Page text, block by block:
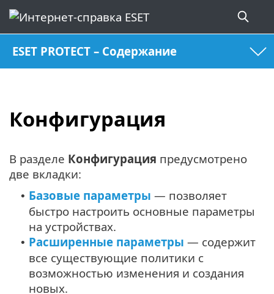
ESET PROTECT – Содержание
Конфигурация
В разделе Конфигурация предусмотрено
две вкладки:
• Базовые параметры — позволяет
быстро настроить основные параметры
на устройствах.
• Расширенные параметры — содержит
все существующие политики с
возможностью изменения и создания
новых.